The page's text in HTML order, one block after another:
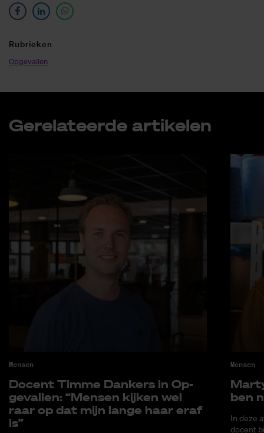
Ru­brie­ken
Opgevallen
Ge­re­la­teer­de ar­ti­ke­len
Mensen
Do­cent Tim­me Dankers in Op­
ge­val­len: “Men­sen kij­ken wel
raar op dat mijn lan­ge haar eraf
is”
Mensen
ben
In deze
docent